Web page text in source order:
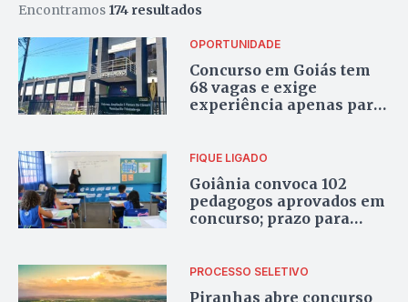
Encontramos 174 resultados
OPORTUNIDADE
Concurso em Goiás tem
68 vagas e exige
experiência apenas para
FIQUE LIGADO
Goiânia convoca 102
pedagogos aprovados em
concurso; prazo para
PROCESSO SELETIVO
Piranhas abre concurso